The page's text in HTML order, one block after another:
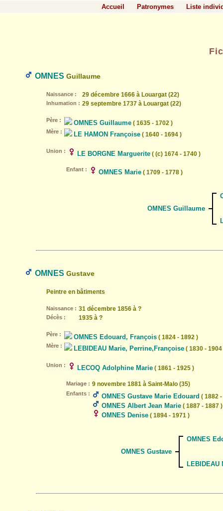
Accueil Patronymes Liste
OMNES Guillaume
Naissance : 29 décembre 1666 à Louargat (22)
Inhumation : 29 septembre 1737 à Louargat (22)
Père : OMNES Guillaume ( 1635 - 1702 )
Mère : LE HAMON Françoise ( 1640 - 1694 )
Union : LE BORGNE Marguerite ( (c) 1674 - 1740 )
Enfant : OMNES Marie ( 1709 - 1778 )
OMNES Guillaume
OMNES Gustave
Peintre en bâtiments
Naissance : 31 décembre 1856 à ?
Décès : 1935 à ?
Père : OMNES Edouard, François ( 1824 - 1892 )
Mère : LEBIDEAU Marie, Perrine,Françoise ( 1830 - 1904
Union : LECOQ Adolphine Marie ( 1861 - 1925 )
Mariage : 9 novembre 1881 à Saint-Malo (35)
Enfants : OMNES Gustave Marie Edouard ( 1882
OMNES Albert Jean Marie ( 1887 - 1887 )
OMNES Denise ( 1894 - 1971 )
OMNES Gustave
OMNES
LEBIDEAU